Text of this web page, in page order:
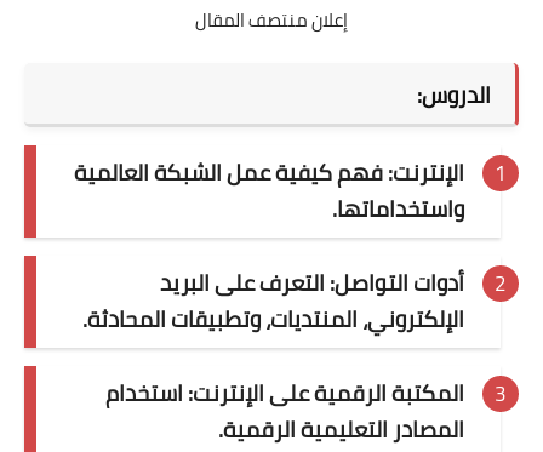
إعلان منتصف المقال
الدروس:
الإنترنت: فهم كيفية عمل الشبكة العالمية
واستخداماتها.
أدوات التواصل: التعرف على البريد
الإلكتروني، المنتديات، وتطبيقات المحادثة.
المكتبة الرقمية على الإنترنت: استخدام
المصادر التعليمية الرقمية.